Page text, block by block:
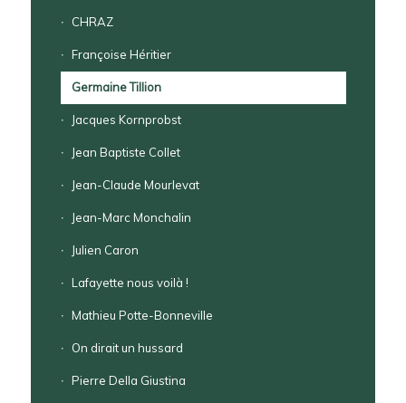
CHRAZ
Françoise Héritier
Germaine Tillion
Jacques Kornprobst
Jean Baptiste Collet
Jean-Claude Mourlevat
Jean-Marc Monchalin
Julien Caron
Lafayette nous voilà !
Mathieu Potte-Bonneville
On dirait un hussard
Pierre Della Giustina